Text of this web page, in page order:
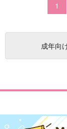
1
成年向